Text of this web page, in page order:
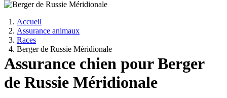
Accueil
Assurance animaux
Races
Berger de Russie Méridionale
Assurance chien pour Berger
de Russie Méridionale